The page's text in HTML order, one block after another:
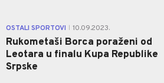
OSTALI SPORTOVI 10.09.2023.
Rukometaši Borca poraženi od
Leotara u finalu Kupa Republike
Srpske